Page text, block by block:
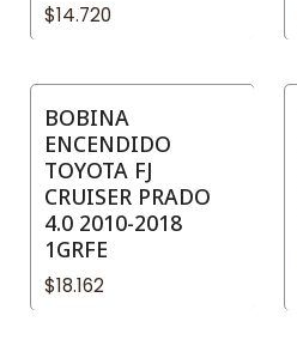
$14.720
BOBINA
ENCENDIDO
TOYOTA FJ
CRUISER PRADO
4.0 2010-2018
1GRFE
$18.162